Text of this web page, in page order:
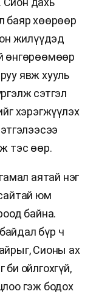
баяр хөөрөөр
жилүүдэд
өнгөрөөмөөр
явж хууль
сэтгэл
хэрэгжүүлэх
тэс өөр.
аятай нэг
юм
байна.
бүр ч
Сионы ах
ойлгохгүй,
гэж бодох